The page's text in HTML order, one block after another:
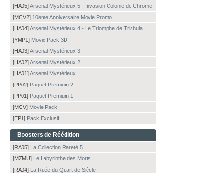
[HA05]Arsenal Mystérieux 5 - Invasion Colonie de Chrome
[MOV2] 10ème Anniversaire Movie Promo
[HA04]Arsenal Mystérieux 4 - Le Triomphe de Trishula
[YMP1] Movie Pack 3D
[HA03]Arsenal Mystérieux 3
[HA02]Arsenal Mystérieux 2
[HA01]Arsenal Mystérieux
[PP02] Paquet Premium 2
[PP01] Paquet Premium 1
[MOV] Movie Pack
[EP1] Pack Exclusif
Boosters de Réédition
[RA05] La Collection Rareté 5
[MZMU] Le Labyrinthe des Morts
[RA04] La Ruée du Quart de Siècle